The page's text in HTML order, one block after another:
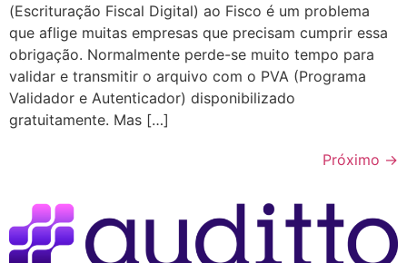
(Escrituração Fiscal Digital) ao Fisco é um problema
que aflige muitas empresas que precisam cumprir essa
obrigação. Normalmente perde-se muito tempo para
validar e transmitir o arquivo com o PVA (Programa
Validador e Autenticador) disponibilizado
gratuitamente. Mas […]
Próximo →